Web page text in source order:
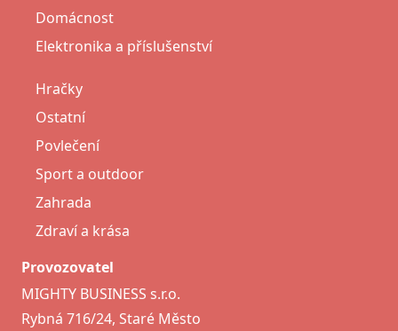
Domácnost
Elektronika a příslušenství
Hračky
Ostatní
Povlečení
Sport a outdoor
Zahrada
Zdraví a krása
Provozovatel
MIGHTY BUSINESS s.r.o.
Rybná 716/24, Staré Město